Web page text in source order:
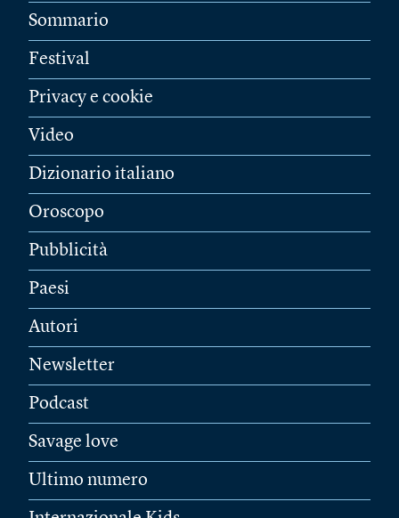
Sommario
Festival
Privacy e cookie
Video
Dizionario italiano
Oroscopo
Pubblicità
Paesi
Autori
Newsletter
Podcast
Savage love
Ultimo numero